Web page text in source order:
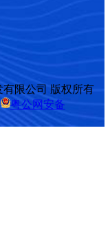
有限公司 版权所有
粤公网安备